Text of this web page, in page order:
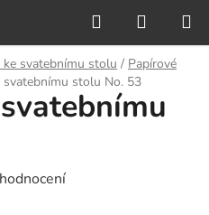
Hledat
KOŠÍK
ke svatebnímu stolu / Papírové
svatebnímu stolu No. 53